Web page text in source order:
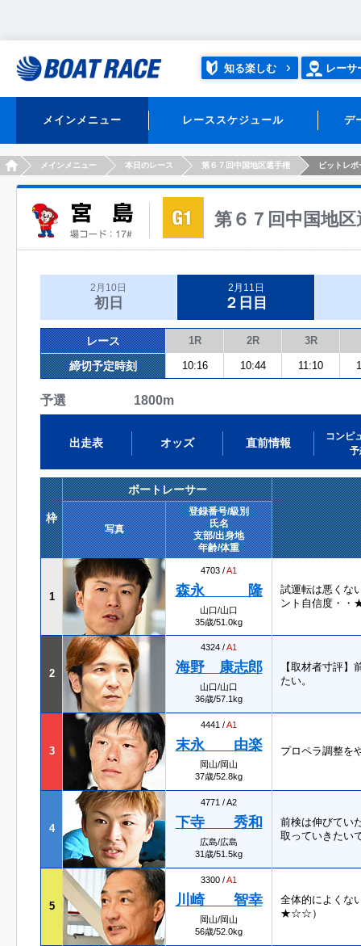
知る楽しむ レーサ
メインメニュー レーススケジュール デ
HOMEメインメニュー 本日のレース 第６７回中国地区選手権 ピットレポ
第６７回中国地区
2月10日
初日
2月11日
２日目
レース 1R 2R 3R
締切予定時刻 10:16 10:44 11:10
予選 1800m
出走表 オッズ 直前情報
コンピ
予
枠
ボートレーサー
写真
登録番号/級別
氏名
支部/出身地
年齢/体重
1
4703 /A1
森永 隆
山口/山口
35歳/51.0kg
試運転は悪くな
ント自信度・
2
4324 /A1
海野 康志郎
山口/山口
36歳/57.1kg
【取材者寸評
たい。
3
4441 /A1
末永 由楽
岡山/岡山
37歳/52.8kg
プロペラ調整を
4
4771 / A2
下寺 秀和
広島/広島
31歳/51.5kg
前検は伸びてい
取っていきたい
5
3300 /A1
川崎 智幸
岡山/岡山
56歳/52.0kg
全体的によくな
★☆☆）